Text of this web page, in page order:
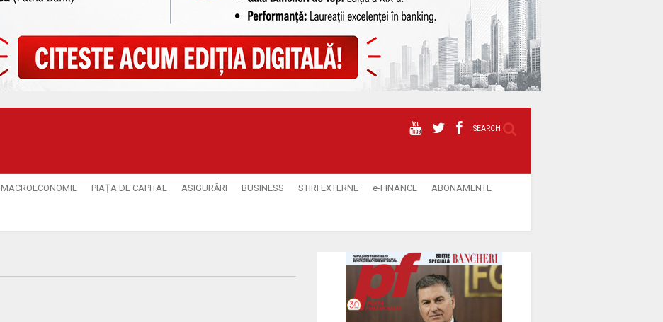
SEARCH
MACROECONOMIE PIAŢA DE CAPITAL ASIGURĂRI BUSINESS STIRI EXTERNE e-FINANCE ABONAMENTE